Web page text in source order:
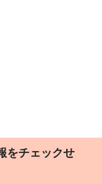
をチェックせ